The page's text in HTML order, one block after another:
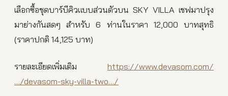
เลือกซื้อชุดบาร์บีคิวแบบส่วนตัวบน SKY VILLA เชฟมาปรุง
มาย่างกันสดๆ สำหรับ 6 ท่านในราคา 12,000 บาทสุทธิ
(ราคาปกติ 14,125 บาท)
รายละเอียดเพิ่มเติม https://www.devasom.com/
…/devasom-sky-villa-two…/